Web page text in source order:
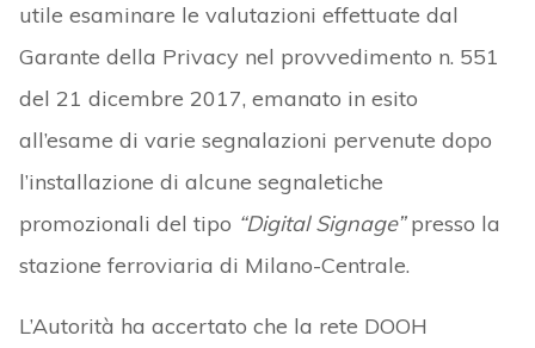
utile esaminare le valutazioni effettuate dal
Garante della Privacy nel provvedimento n. 551
del 21 dicembre 2017, emanato in esito
all’esame di varie segnalazioni pervenute dopo
l’installazione di alcune segnaletiche
promozionali del tipo “Digital Signage”presso la
stazione ferroviaria di Milano-Centrale.
L’Autorità ha accertato che la rete DOOH